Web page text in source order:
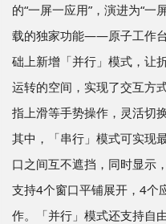
的“一屏一应用”，演进为“
载的独家功能——原子工作
础上新增「并行」模式，让
运转的空间，实现了交互方
指上滑等手势操作，灵活切
其中，「串行」模式可实现
口之间互不遮挡，同时显示
支持4个窗口平铺展开，4个
作。「并行」模式还支持自